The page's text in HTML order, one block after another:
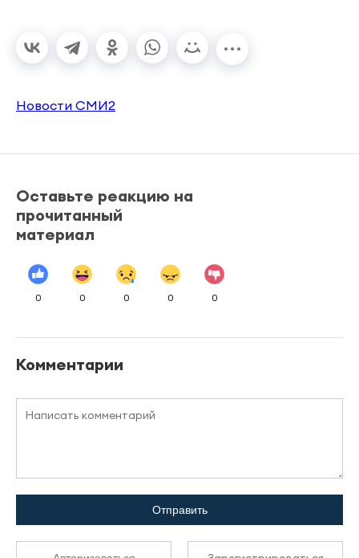
Новости СМИ2
Оставьте реакцию на
прочитанный
материал
0 0 0 0 0
Комментарии
Отправить